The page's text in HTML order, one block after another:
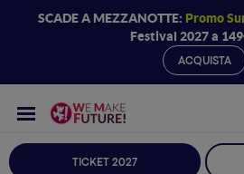
SCADE A MEZZANOTTE: Promo
Festival 2027 a
ACQUISTA
TICKET 2027